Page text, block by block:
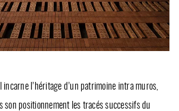
incarne l’héritage d’un patrimoine intra muros,
son positionnement les tracés successifs du